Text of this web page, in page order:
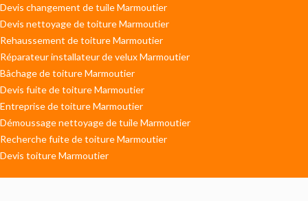
Devis changement de tuile Marmoutier
Devis nettoyage de toiture Marmoutier
Rehaussement de toiture Marmoutier
Réparateur installateur de velux Marmoutier
Bâchage de toiture Marmoutier
Devis fuite de toiture Marmoutier
Entreprise de toiture Marmoutier
Démoussage nettoyage de tuile Marmoutier
Recherche fuite de toiture Marmoutier
Devis toiture Marmoutier